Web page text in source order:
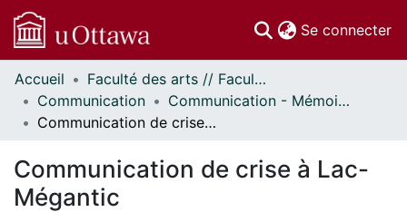
Se connecter
Communautés
et collections
Parcourir
À propos
Accueil
Faculté des arts // Faculty of Arts
Communication
Communication - Mémoires // Communication - Research Papers
Communication de crise à Lac-Mégantic
Communication de crise à Lac-
Mégantic